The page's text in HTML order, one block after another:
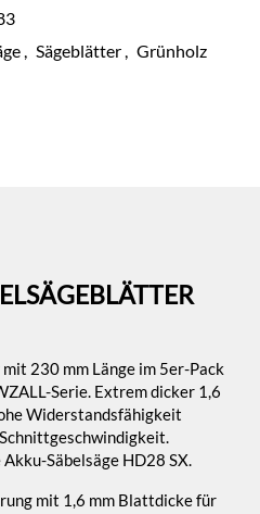
, Sägeblätter, Grünholz
230 mm Länge im 5er-Pack
Serie. Extrem dicker 1,6
Widerstandsfähigkeit
Säbelsäge HD28 SX.
mit 1,6 mm Blattdicke für